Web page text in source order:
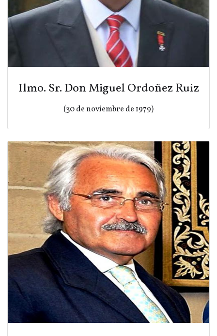
Ilmo. Sr. Don Miguel Ordoñez Ruiz
(30 de noviembre de 1979)